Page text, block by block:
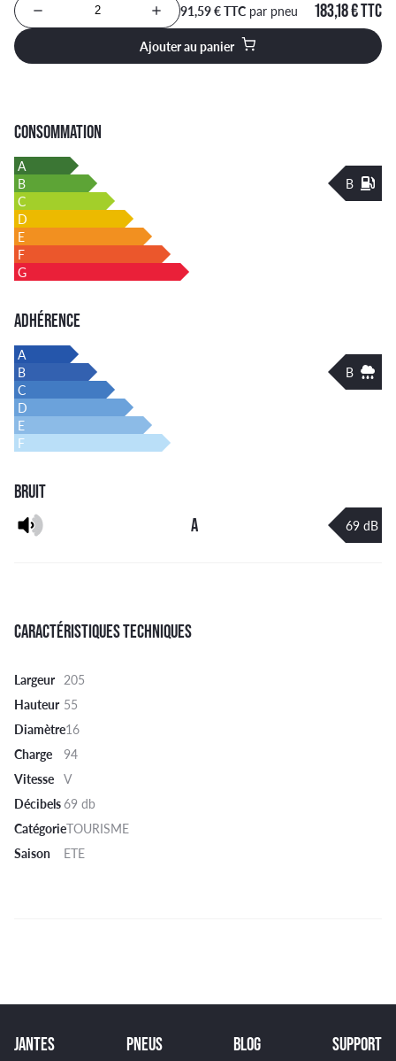
Nombre de produits à ajouter au panier
91,59 € TTC par pneu 183,18 € TTC
Ajouter au panier
CONSOMMATION
A
B
B
C
D
E
F
G
ADHÉRENCE
A
B
B
C
D
E
F
BRUIT
A
69 dB
CARACTÉRISTIQUES TECHNIQUES
Largeur 205
Hauteur 55
Diamètre16
Charge
94
Vitesse V
Décibels69 db
CatégorieTOURISME
Saison
ETE
JANTES PNEUS BLOG SUPPORT